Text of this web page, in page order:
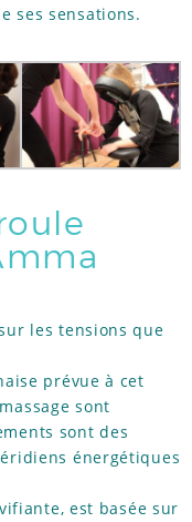
ses sensations.
les tensions que
prévue à cet
sont
sont des
énergétiques
est basée sur